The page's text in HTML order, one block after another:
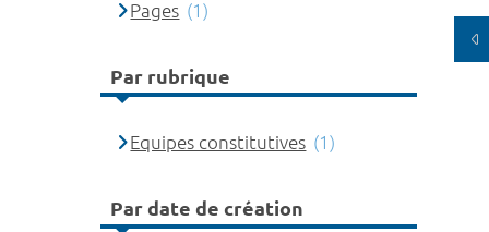
Pages (1)
Par rubrique
Equipes constitutives (1)
Par date de création